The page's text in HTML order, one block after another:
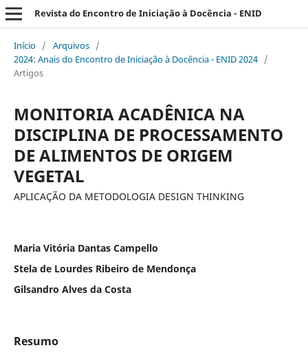
Revista do Encontro de Iniciação à Docência - ENID
Início / Arquivos /
2024: Anais do Encontro de Iniciação à Docência - ENID 2024 /
Artigos
MONITORIA ACADÊNICA NA
DISCIPLINA DE PROCESSAMENTO
DE ALIMENTOS DE ORIGEM
VEGETAL
APLICAÇÃO DA METODOLOGIA DESIGN THINKING
Maria Vitória Dantas Campello
Stela de Lourdes Ribeiro de Mendonça
Gilsandro Alves da Costa
Resumo